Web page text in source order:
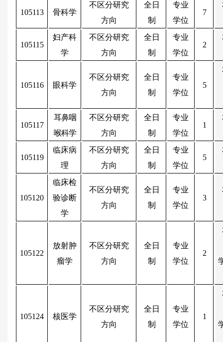
105113 骨科学
不区分研究
方向
全日
制
专业
学位
7
105115
妇产科
学
不区分研究
方向
全日
制
专业
学位
2
105116 眼科学
不区分研究
方向
全日
制
专业
学位
5
105117
耳鼻咽
喉科学
不区分研究
方向
全日
制
专业
学位
1
105119
临床病
理
不区分研究
方向
全日
制
专业
学位
5
105120
临床检
验诊断
学
不区分研究
方向
全日
制
专业
学位
3
105122
放射肿
瘤学
不区分研究
方向
全日
制
专业
学位
2
105124 核医学
不区分研究
方向
全日
制
专业
学位
1